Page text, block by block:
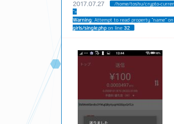
2017.07.27
/home/toshu/crypto-
">
Warning: Attempt to read property "name" on
girls/single.phpon line32